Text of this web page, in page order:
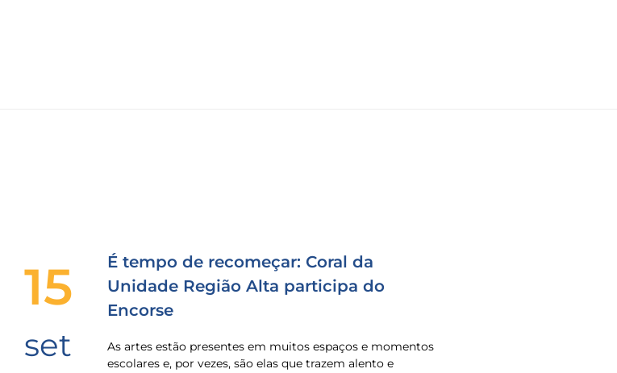
15
set
É tempo de recomeçar: Coral da
Unidade Região Alta participa do
Encorse
As artes estão presentes em muitos espaços e momentos
escolares e, por vezes, são elas que trazem alento e